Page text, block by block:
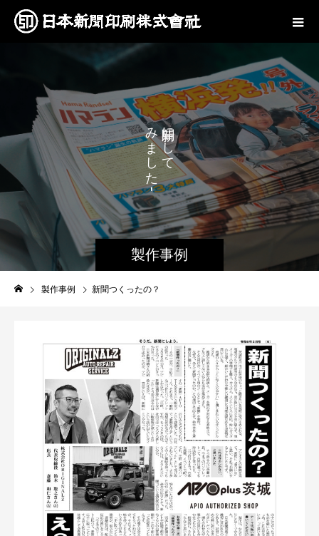
製作事例
に
し
て
み
ま
し
た
！
製作事例 新聞つくったの？